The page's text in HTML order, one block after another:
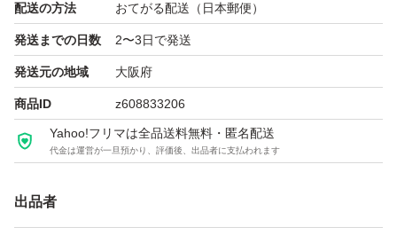
配送の方法 おてがる配送（日本郵便）
発送までの日数 2〜3日で発送
発送元の地域 大阪府
商品ID z608833206
Yahoo!フリマは全品送料無料・匿名配送
代金は運営が一旦預かり、評価後、出品者に支払われます
出品者